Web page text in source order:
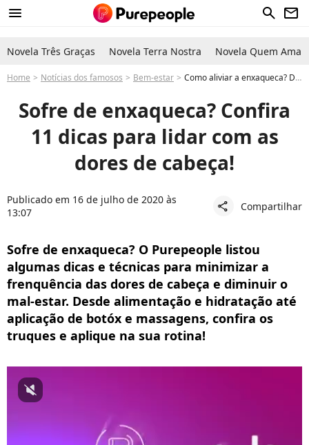
menu search newsletter
Novela Três Graças Novela Terra Nostra Novela Quem Ama
Home Notícias dos famosos Bem-estar Como aliviar a enxaqueca? Dicas e técnicas para tratar dores de cabeça
Sofre de enxaqueca? Confira
11 dicas para lidar com as
dores de cabeça!
Publicado em 16 de julho de 2020 às
13:07
share Compartilhar
Sofre de enxaqueca? O Purepeople listou
algumas dicas e técnicas para minimizar a
frenquência das dores de cabeça e diminuir o
mal-estar. Desde alimentação e hidratação até
aplicação de botóx e massagens, confira os
truques e aplique na sua rotina!